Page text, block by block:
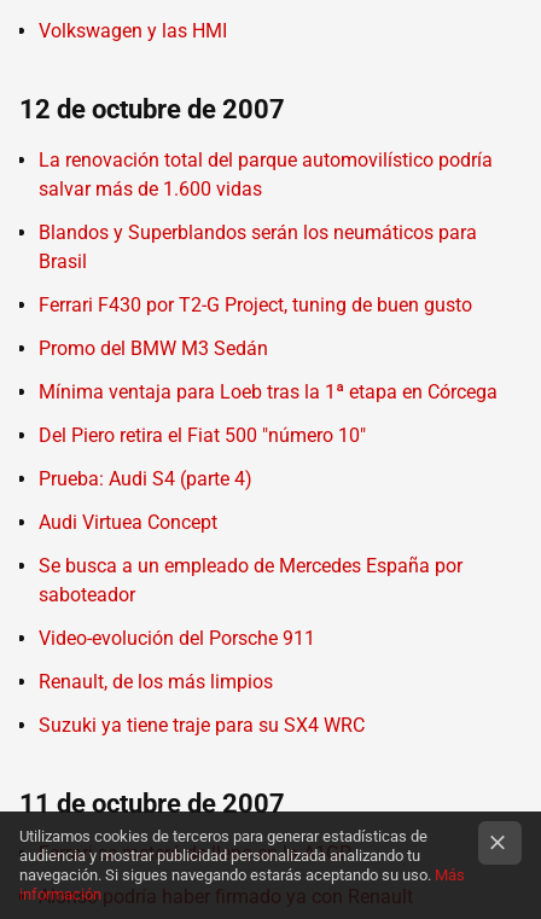
Volkswagen y las HMI
12 de octubre de 2007
La renovación total del parque automovilístico podría
salvar más de 1.600 vidas
Blandos y Superblandos serán los neumáticos para
Brasil
Ferrari F430 por T2-G Project, tuning de buen gusto
Promo del BMW M3 Sedán
Mínima ventaja para Loeb tras la 1ª etapa en Córcega
Del Piero retira el Fiat 500 "número 10"
Prueba: Audi S4 (parte 4)
Audi Virtuea Concept
Se busca a un empleado de Mercedes España por
saboteador
Video-evolución del Porsche 911
Renault, de los más limpios
Suzuki ya tiene traje para su SX4 WRC
11 de octubre de 2007
Ferrari se meterá de lleno en la A1GP
Alonso podría haber firmado ya con Renault
Utilizamos cookies de terceros para generar estadísticas de
audiencia y mostrar publicidad personalizada analizando tu
navegación. Si sigues navegando estarás aceptando su uso. Más
información